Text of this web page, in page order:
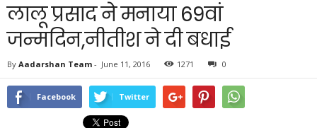
लालू प्रसाद ने मनाया 69वां
जन्मदिन,नीतीश ने दी बधाई
By Aadarshan Team - June 11, 2016 1271 0
Facebook Twitter